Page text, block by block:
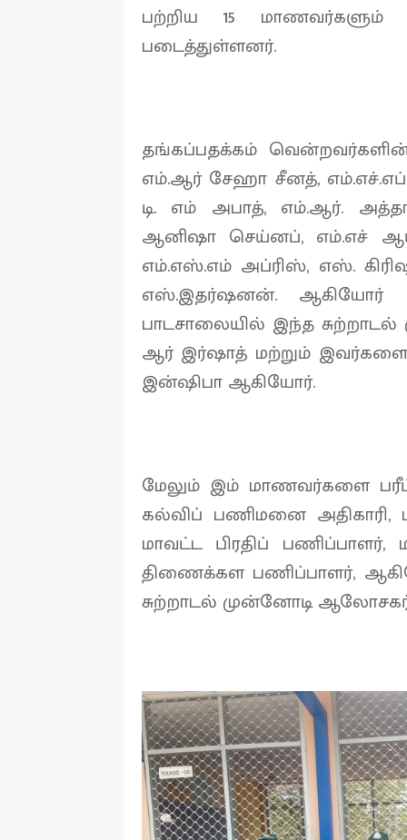
பற்றிய 15
படைத்துள்ளனர்.
தங்கப்பதக்கம்
எம்.ஆர் சேஹா சீனத்,
டி. எம் அபாத், எம்.ஆர்.
ஆனிஷா செய்னப், எம்.எச்
எம்.எஸ்.எம் அப்ரிஸ், எஸ்.
எஸ்.இதர்ஷனன். ஆகியோர்
பாடசாலையில் இந்த சுற்றாடல்
ஆர் இர்ஷாத் மற்றும் இவர்களை
இன்ஷிபா ஆகியோர்.
மேலும் இம் மாணவர்களை
கல்விப் பணிமனை அதிகாரி,
மாவட்ட பிரதிப்
திணைக்கள பணிப்பாளர்,
சுற்றாடல் முன்னோடி ஆலோசகர்